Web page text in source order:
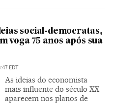
social-democratas,
voga 75 anos após sua
EDT
As ideias do economista
mais influente do século XX
aparecem nos planos de